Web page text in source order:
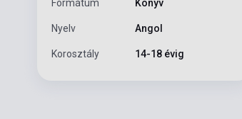
Formátum Könyv
Nyelv Angol
Korosztály 14-18 évig